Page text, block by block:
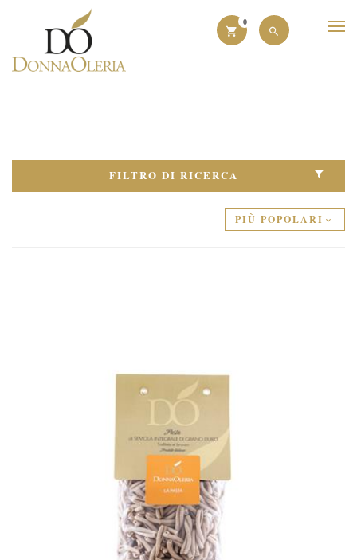
0
FILTRO DI RICERCA
PIÙ POPOLARI